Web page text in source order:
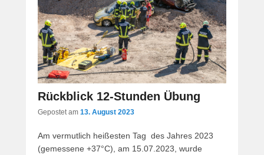
Rückblick 12-Stunden Übung
Gepostet am 13. August 2023
Am vermutlich heißesten Tag des Jahres 2023
(gemessene +37°C), am 15.07.2023, wurde